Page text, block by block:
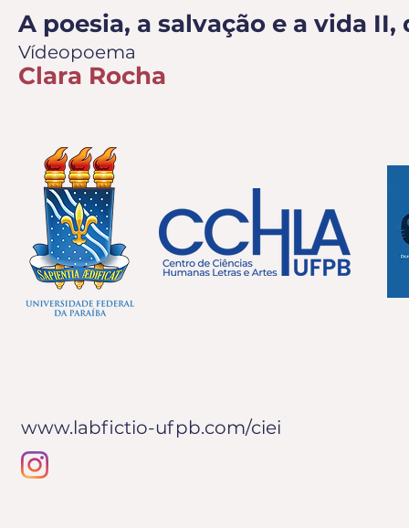
A poesia, a salvação e a vida
Vídeopoema
Clara Rocha
www.labfictio-ufpb.com/ciei